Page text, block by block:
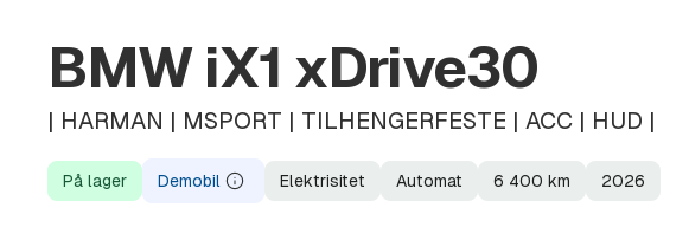
BMW iX1 xDrive30
| HARMAN | MSPORT | TILHENGERFESTE | ACC | HUD |
Lagerstatus
På lager
Demobil Demobil Demobil
Drivstoff Elektrisitet
Girkasse Automat
Kilometerstand 6 400 km
Modellår 2026